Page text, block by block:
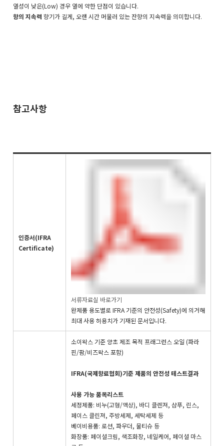
열성이 낮은(Low) 경우 열에 약한 단점이 있습니다.
향의 지속력 향기가 길게, 오랜 시간 머물러 있는 잔향의 지속력을 의미합니다.
참고사항
인증서(IFRA
Certificate)
서류자료실 바로가기
완제품 용도별로 IFRA 기준의 안전성(Safety)에 의거해
최대 사용 허용치가 기재된 문서입니다.
소이왁스 기준 양초 제조 목적 프래그런스 오일 (파라
핀/팜/비즈왁스 포함)
IFRA(국제향료협회)기준 제품의 안전성 테스트결과
사용 가능 품목리스트
세정제품: 비누(고형/액상), 바디 클렌져, 샴푸, 린스,
페이스 클린져, 주방세제, 세탁세제 등
베이비용품: 로션, 파우더, 물티슈 등
화장품: 페이셜크림, 색조화장, 네일케어, 페이셜 마스